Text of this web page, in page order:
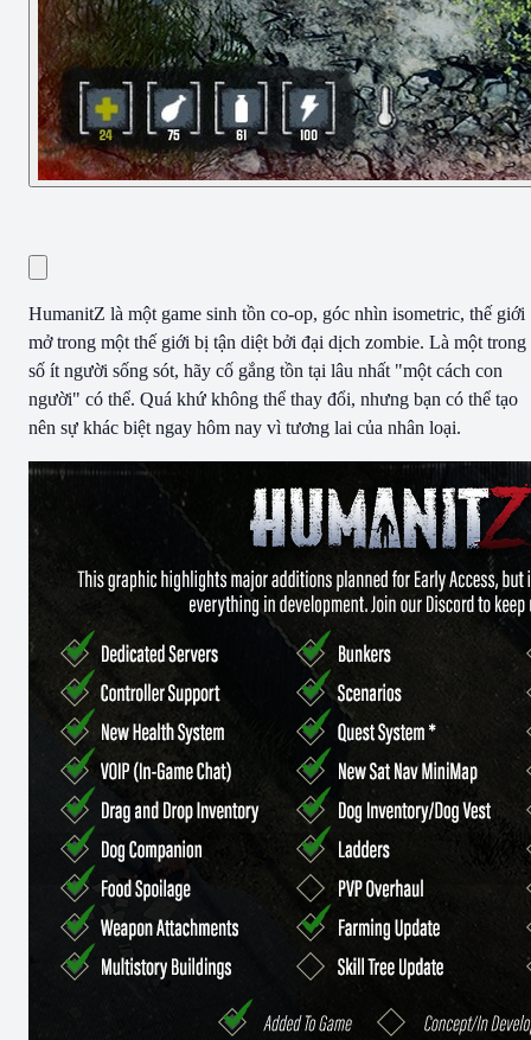
HumanitZ là một game sinh tồn co-op, góc nhìn isometric, thế giới
mở trong một thế giới bị tận diệt bởi đại dịch zombie. Là một trong
số ít người sống sót, hãy cố gắng tồn tại lâu nhất "một cách con
người" có thể. Quá khứ không thể thay đổi, nhưng bạn có thể tạo
nên sự khác biệt ngay hôm nay vì tương lai của nhân loại.